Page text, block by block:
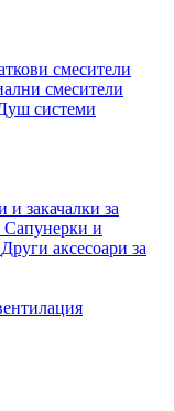
смесители
смесители
системи
и закачалки за
и
Други аксесоари за